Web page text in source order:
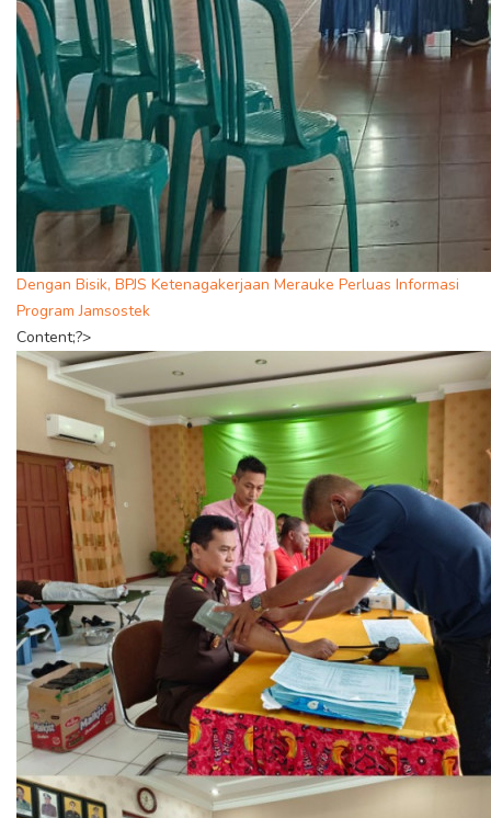
Dengan Bisik, BPJS Ketenagakerjaan Merauke Perluas Informasi
Program Jamsostek
Content;?>